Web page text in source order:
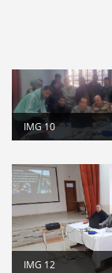
IMG 10
IMG 12